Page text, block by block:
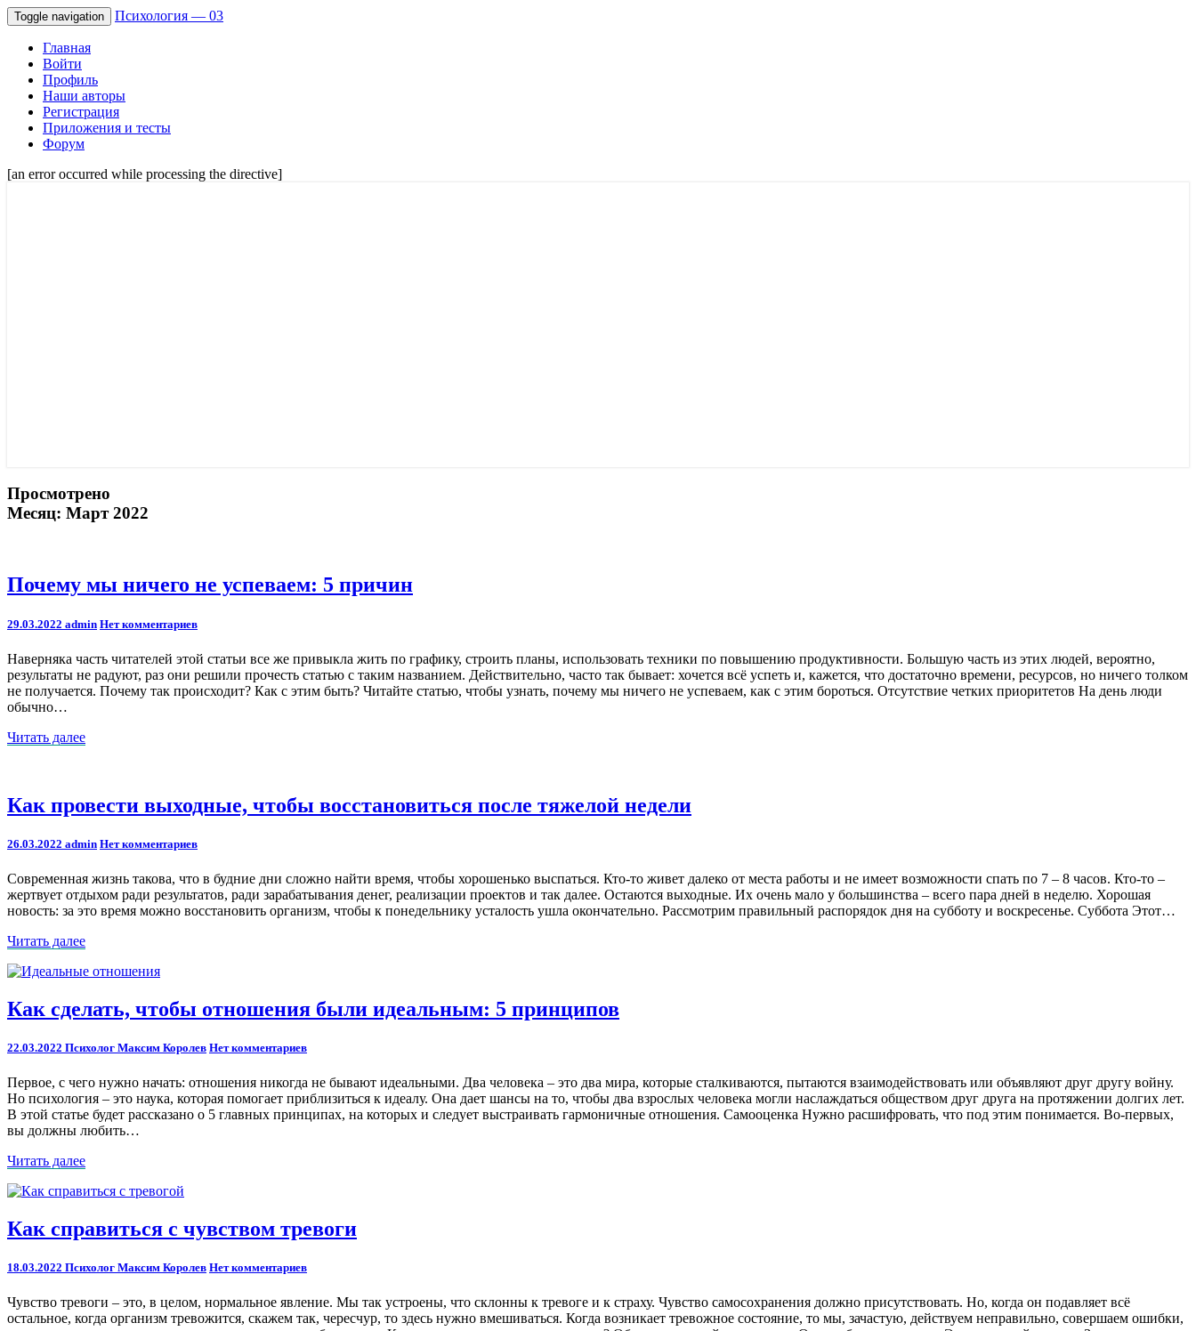
Toggle navigation Психология — 03
Главная
Войти
Профиль
Наши авторы
Регистрация
Приложения и тесты
Форум
[an error occurred while processing the directive]
Просмотрено
Месяц: Март 2022
Почему
мы
не
5
причин
Почему мы ничего не успеваем: 5 причин
29.03.2022 admin Comments
Нет комментариев
Наверняка часть читателей этой статьи все же привыкла жить по графику, строить планы, использовать техники по повышению продуктивности. Большую часть из этих людей, вероятно,
результаты не радуют, раз они решили прочесть статью с таким названием. Действительно, часто так бывает: хочется всё успеть и, кажется, что достаточно времени, ресурсов, но ничего толком
не получается. Почему так происходит? Как с этим быть? Читайте статью, чтобы узнать, почему мы ничего не успеваем, как с этим бороться. Отсутствие четких приоритетов На день люди
обычно…
Читать далееЧитать
Как
провести
чтобы
после
тяжелой
недели
Как провести выходные, чтобы восстановиться после тяжелой недели
26.03.2022 admin Comments
Нет комментариев
Современная жизнь такова, что в будние дни сложно найти время, чтобы хорошенько выспаться. Кто-то живет далеко от места работы и не имеет возможности спать по 7 – 8 часов. Кто-то –
жертвует отдыхом ради результатов, ради зарабатывания денег, реализации проектов и так далее. Остаются выходные. Их очень мало у большинства – всего пара дней в неделю. Хорошая
новость: за это время можно восстановить организм, чтобы к понедельнику усталость ушла окончательно. Рассмотрим правильный распорядок дня на субботу и воскресенье. Суббота Этот…
Читать далееЧитать
Как
сделать,
отношения
идеальным:
5
принципов
Как сделать, чтобы отношения были идеальным: 5 принципов
22.03.2022 Психолог Максим Королев Comments
Нет комментариев
Первое, с чего нужно начать: отношения никогда не бывают идеальными. Два человека – это два мира, которые сталкиваются, пытаются взаимодействовать или объявляют друг другу войну.
Но психология – это наука, которая помогает приблизиться к идеалу. Она дает шансы на то, чтобы два взрослых человека могли наслаждаться обществом друг друга на протяжении долгих лет.
В этой статье будет рассказано о 5 главных принципах, на которых и следует выстраивать гармоничные отношения. Самооценка Нужно расшифровать, что под этим понимается. Во-первых,
вы должны любить…
Читать далееЧитать
Как
справиться
чувством
Как справиться с чувством тревоги
18.03.2022 Психолог Максим Королев Comments
Нет комментариев
Чувство тревоги – это, в целом, нормальное явление. Мы так устроены, что склонны к тревоге и к страху. Чувство самосохранения должно присутствовать. Но, когда он подавляет всё
остальное, когда организм тревожится, скажем так, чересчур, то здесь нужно вмешиваться. Когда возникает тревожное состояние, то мы, зачастую, действуем неправильно, совершаем ошибки,